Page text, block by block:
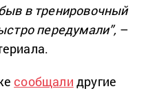
в тренировочный
передумали”, –
сообщали другие